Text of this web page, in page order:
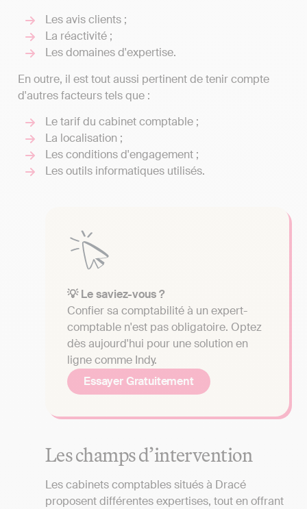
Les avis clients ;
La réactivité ;
Les domaines d'expertise.
En outre, il est tout aussi pertinent de tenir compte
d'autres facteurs tels que :
Le tarif du cabinet comptable ;
La localisation ;
Les conditions d'engagement ;
Les outils informatiques utilisés.
💡 Le saviez-vous ?
Confier sa comptabilité à un expert-
comptable n'est pas obligatoire. Optez
dès aujourd'hui pour une solution en
ligne comme Indy.
Essayer Gratuitement
Les champs d’intervention
Les cabinets comptables situés à Dracé
proposent différentes expertises, tout en offrant